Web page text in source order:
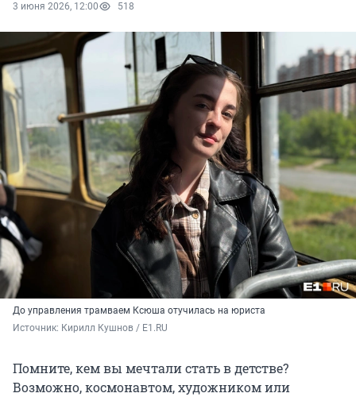
3 июня 2026, 12:00 518
До управления трамваем Ксюша отучилась на юриста
Источник: Кирилл Кушнов / E1.RU
Помните, кем вы мечтали стать в детстве?
Возможно, космонавтом, художником или